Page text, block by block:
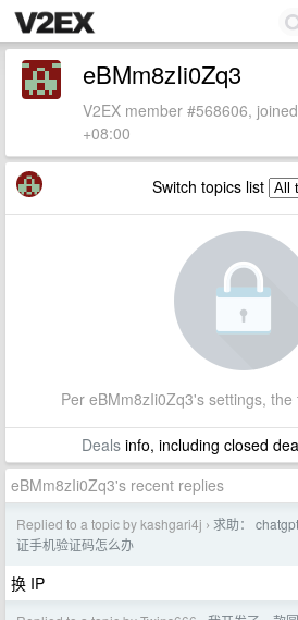
eBMm8zIi0Zq3
V2EX member #568606,
+08:00
Switch topics list
Per eBMm8zIi0Zq3's settings,
Dealsinfo, including closed
eBMm8zIi0Zq3's recent replies
Replied to a topic by kashgari4j › 求助：
证手机验证码怎么办
换 IP